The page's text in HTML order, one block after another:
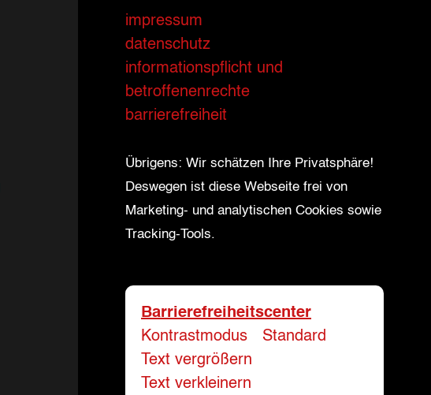
impressum
datenschutz
informationspflicht und
betroffenenrechte
barrierefreiheit
Übrigens: Wir schätzen Ihre Privatsphäre!
Deswegen ist diese Webseite frei von
Marketing- und analytischen Cookies sowie
Tracking-Tools.
Barrierefreiheitscenter
Kontrastmodus
Standard
Text vergrößern
Text verkleinern